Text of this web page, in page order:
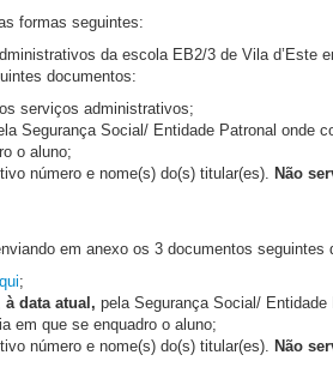
formas seguintes:
da escola EB2/3 de Vila d’Este
documentos:
serviços administrativos;
Segurança Social/ Entidade Patronal onde
o aluno;
número e nome(s) do(s) titular(es). Não
em anexo os 3 documentos seguintes
;
à data atual, pela Segurança Social/ Entidade
em que se enquadro o aluno;
número e nome(s) do(s) titular(es). Não